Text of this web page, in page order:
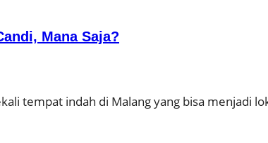
Mana Saja?
tempat indah di Malang yang bisa menjadi